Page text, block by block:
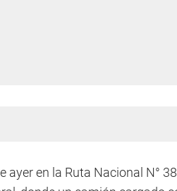
en la Ruta Nacional N°